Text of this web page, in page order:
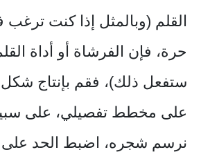
القلم (وبالمثل إذا كنت
حرة، فإن الفرشاة أو أداة
ستفعل ذلك)، فقم بإنتاج
على مخطط تفصيلي، على
نرسم شجره، اضبط الحد على